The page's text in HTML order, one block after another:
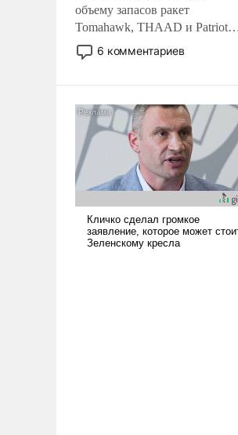
объему запасов ракет
Tomahawk, THAAD и Patriot
США потребуется более трех
лет. Даже небольшая война с
Сложившаяся ситуация
означает многолетний период
уязвимости США, например,
перед Китаем.
6 комментариев